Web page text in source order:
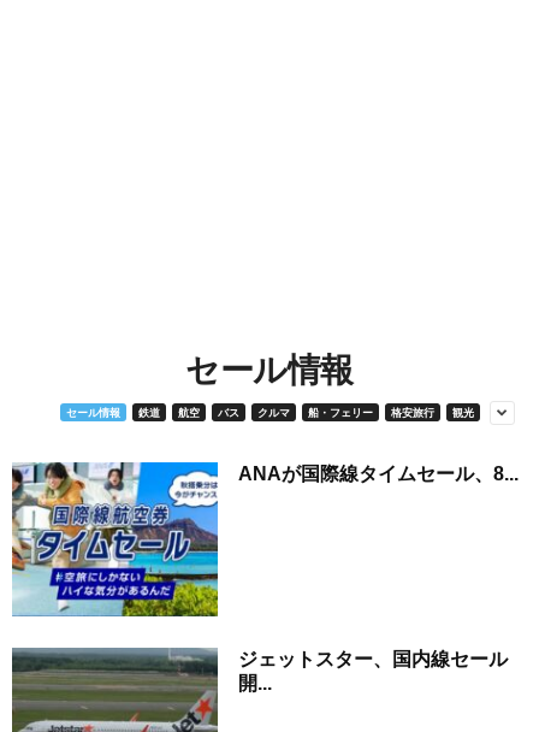
セール情報
セール情報 鉄道 航空 バス クルマ 船・フェリー 格安旅行 観光
ANAが国際線タイムセール、8...
ジェットスター、国内線セール
開...